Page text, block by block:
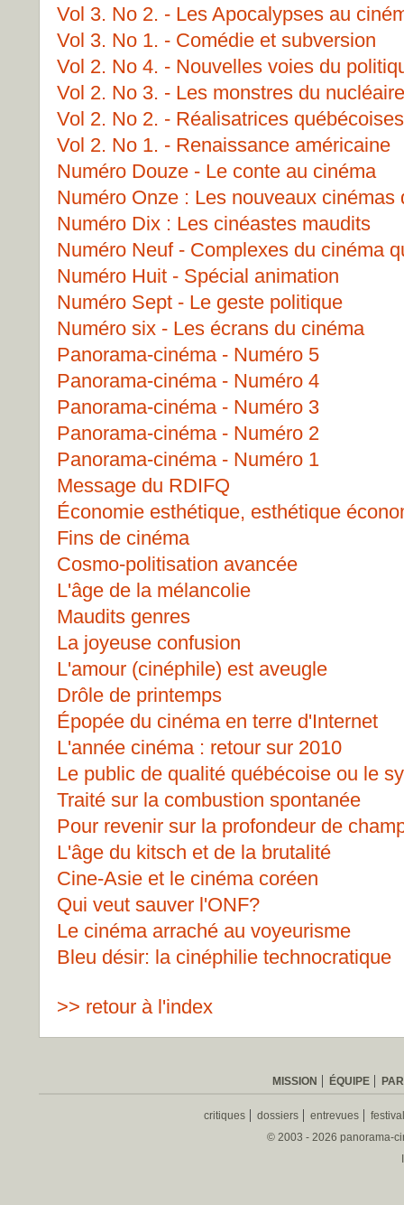
Vol 3. No 2. - Les Apocalypses au
Vol 3. No 1. - Comédie et subversion
Vol 2. No 4. - Nouvelles voies du
Vol 2. No 3. - Les monstres du nucléaire
Vol 2. No 2. - Réalisatrices québécoises
Vol 2. No 1. - Renaissance américaine
Numéro Douze - Le conte au cinéma
Numéro Onze : Les nouveaux cinémas
Numéro Dix : Les cinéastes maudits
Numéro Neuf - Complexes du cinéma
Numéro Huit - Spécial animation
Numéro Sept - Le geste politique
Numéro six - Les écrans du cinéma
Panorama-cinéma - Numéro 5
Panorama-cinéma - Numéro 4
Panorama-cinéma - Numéro 3
Panorama-cinéma - Numéro 2
Panorama-cinéma - Numéro 1
Message du RDIFQ
Économie esthétique, esthétique
Fins de cinéma
Cosmo-politisation avancée
L'âge de la mélancolie
Maudits genres
La joyeuse confusion
L'amour (cinéphile) est aveugle
Drôle de printemps
Épopée du cinéma en terre d'Internet
L'année cinéma : retour sur 2010
Le public de qualité québécoise ou le
Traité sur la combustion spontanée
Pour revenir sur la profondeur de
L'âge du kitsch et de la brutalité
Cine-Asie et le cinéma coréen
Qui veut sauver l'ONF?
Le cinéma arraché au voyeurisme
Bleu désir: la cinéphilie technocratique
>> retour à l'index
MISSION ÉQUIPE
critiques dossiers entrevues
© 2003 - 2026 panorama-